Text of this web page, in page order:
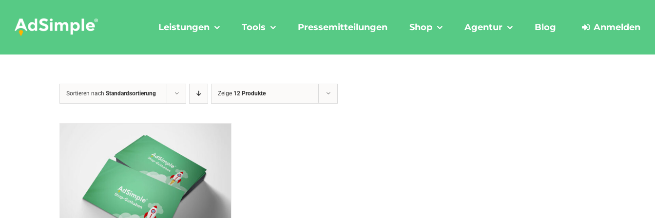
content
Leistungen Tools Pressemitteilungen Shop Agentur Blog Anmelden
Sortieren nach Standardsortierung Zeige 12 Produkte